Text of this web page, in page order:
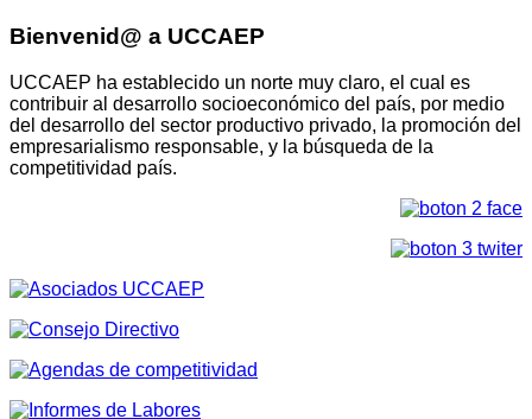
Bienvenid@ a UCCAEP
UCCAEP ha establecido un norte muy claro, el cual es
contribuir al desarrollo socioeconómico del país, por medio
del desarrollo del sector productivo privado, la promoción del
empresarialismo responsable, y la búsqueda de la
competitividad país.